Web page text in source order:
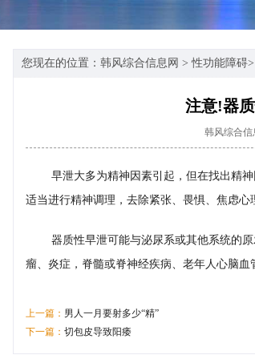
您现在的位置： 韩风综合信息网 >性功能障碍>
注意!器
韩风综合信
早泄大多为精神因素引起，但在找出精
适当进行精神调理，去除紧张、畏惧、焦虑心
器质性早泄可能与泌尿系或其他系统的
瘤、炎症，脊髓或脊神经疾病、老年人心脑血
上一篇： 男人一月要射多少“精”
下一篇： 切包皮导致阳痿